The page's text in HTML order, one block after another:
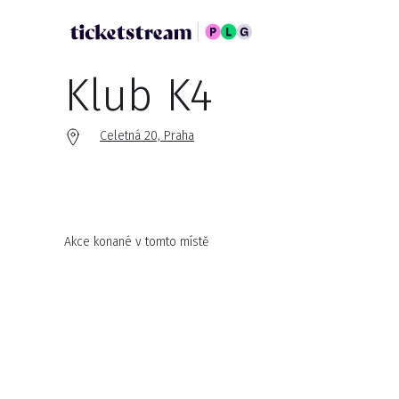
Klub K4
Celetná 20, Praha
Akce konané v tomto místě